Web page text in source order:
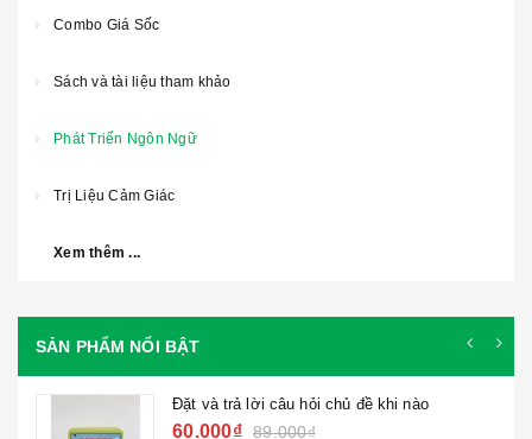
Combo Giá Sốc
Sách và tài liệu tham khảo
Phát Triển Ngôn Ngữ
Trị Liệu Cảm Giác
Xem thêm ...
SẢN PHẨM NỔI BẬT
Đặt và trả lời câu hỏi chủ đề khi nào
60.000₫ 89.000₫